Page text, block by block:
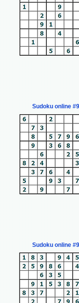
Sudoku online
Sudoku online